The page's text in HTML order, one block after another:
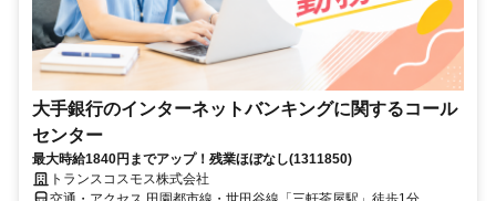
大手銀行のインターネットバンキングに関するコール
センター
最大時給1840円までアップ！残業ほぼなし(1311850)
トランスコスモス株式会社